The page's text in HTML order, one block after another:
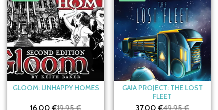
GLOOM: UNHAPPY HOMES
16,00 €19,95 €
GAIA PROJECT: THE LOST
FLEET
37,00 €49,95 €